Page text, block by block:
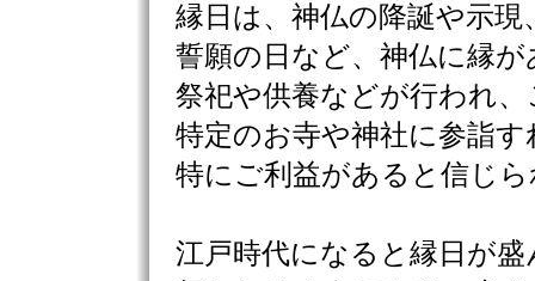
縁日は、神仏の降誕や示現
誓願の日など、神仏に縁が
祭祀や供養などが行われ
特定のお寺や神社に参詣す
特にご利益があると信じ
江戸時代になると縁日が盛